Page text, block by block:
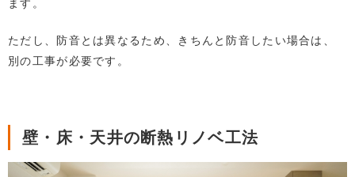
ます。
ただし、防音とは異なるため、きちんと防音したい場合は、
別の工事が必要です。
壁・床・天井の断熱リノベ工法